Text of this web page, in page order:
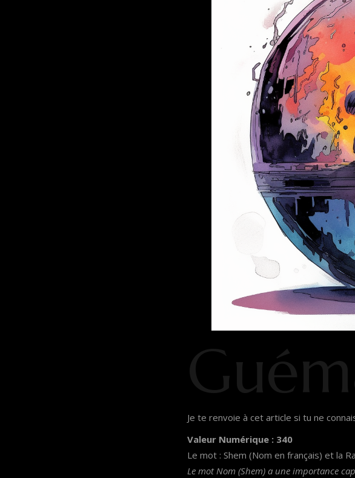
Je te renvoie à cet article si tu ne
Valeur Numérique : 340
Le mot : Shem (Nom en français) et la
Le mot Nom (Shem) a une importance